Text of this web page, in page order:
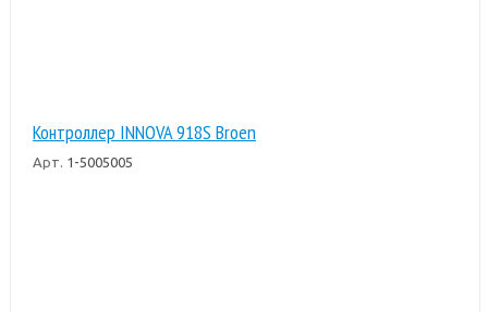
Контроллер INNOVA 918S Broen
Арт. 1-5005005